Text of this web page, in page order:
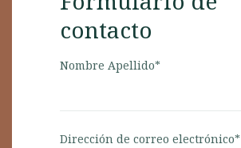
contacto
Nombre Apellido*
Dirección de correo electrónico*